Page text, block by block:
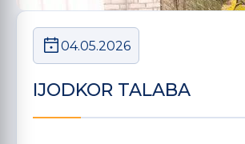
04.05.2026
IJODKOR TALABA